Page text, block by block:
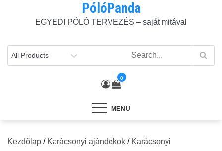
PólóPanda
EGYEDI PÓLÓ TERVEZÉS – saját mitával
0
MENU
Kezdőlap / Karácsonyi ajándékok / Karácsonyi